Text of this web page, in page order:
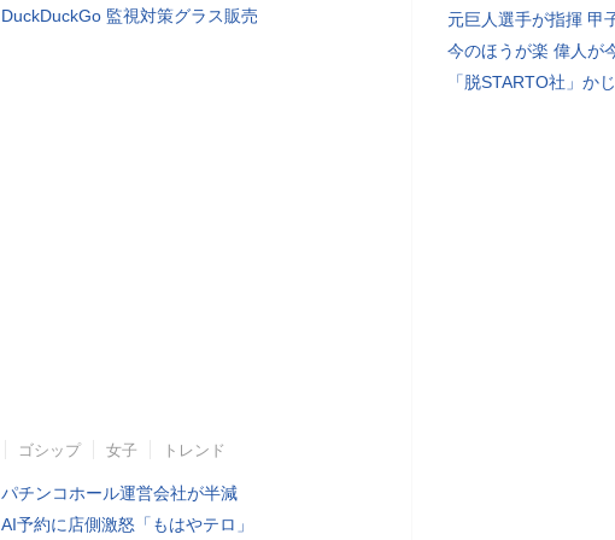
DuckDuckGo 監視対策グラス販売
ゴシップ 女子 トレンド
パチンコホール運営会社が半減
AI予約に店側激怒「もはやテロ」
元巨人選手が指揮 甲
今のほうが楽 偉人が
「脱STARTO社」か